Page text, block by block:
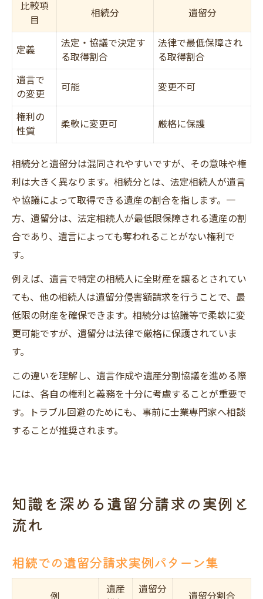
比較項
目
相続分 遺留分
定義
法定・協議で決定す
る取得割合
法律で最低保障され
る取得割合
遺言で
の変更
可能 変更不可
権利の
性質
柔軟に変更可 厳格に保護
相続分と遺留分は混同されやすいですが、その意味や権
利は大きく異なります。相続分とは、法定相続人が遺言
や協議によって取得できる遺産の割合を指します。一
方、遺留分は、法定相続人が最低限保障される遺産の割
合であり、遺言によっても奪われることがない権利で
す。
例えば、遺言で特定の相続人に全財産を譲るとされてい
ても、他の相続人は遺留分侵害額請求を行うことで、最
低限の財産を確保できます。相続分は協議等で柔軟に変
更可能ですが、遺留分は法律で厳格に保護されていま
す。
この違いを理解し、遺言作成や遺産分割協議を進める際
には、各自の権利と義務を十分に考慮することが重要で
す。トラブル回避のためにも、事前に士業専門家へ相談
することが推奨されます。
知識を深める遺留分請求の実例と
流れ
相続での遺留分請求実例パターン集
例
遺産
遺留分
遺留分割合